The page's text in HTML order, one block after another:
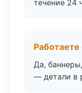
течение 24
Да,
— детали в